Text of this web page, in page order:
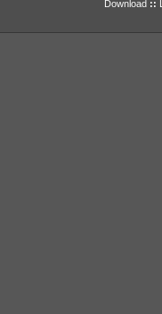
Download ::